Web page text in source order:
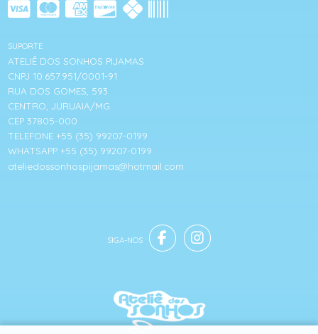
SUPORTE
ATELIÊ DOS SONHOS PIJAMAS
CNPJ 10.657.951/0001-91
RUA DOS GOMES, 593
CENTRO, JURUAIA/MG
CEP 37805-000
TELEFONE +55 (35) 99207-0199
WHATSAPP +55 (35) 99207-0199
ateliedossonhospijamas@hotmail.com